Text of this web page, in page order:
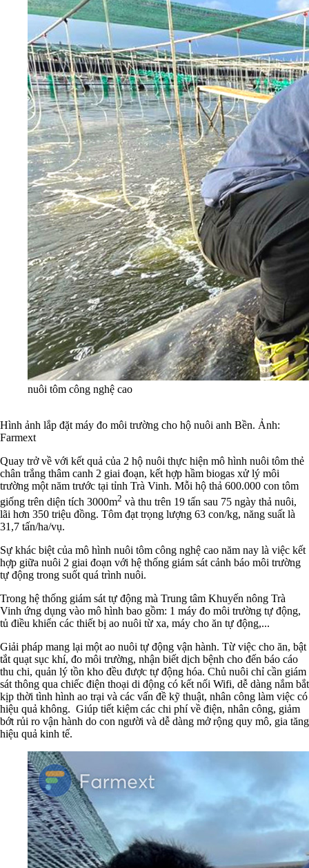
nuôi tôm công nghệ cao
Hình ảnh lắp đặt máy đo môi trường cho hộ nuôi anh Bền. Ảnh:
Farmext
Quay trở về với kết quả của 2 hộ nuôi thực hiện mô hình nuôi tôm thẻ
chân trắng thâm canh 2 giai đoạn, kết hợp hầm biogas xử lý môi
trường một năm trước tại tỉnh Trà Vinh. Mỗi hộ thả 600.000 con tôm
giống trên diện tích 3000m2 và thu trên 19 tấn sau 75 ngày thả nuôi,
lãi hơn 350 triệu đồng. Tôm đạt trọng lượng 63 con/kg, năng suất là
31,7 tấn/ha/vụ.
Sự khác biệt của mô hình nuôi tôm công nghệ cao năm nay là việc kết
hợp giữa nuôi 2 giai đoạn với hệ thống giám sát cảnh báo môi trường
tự động trong suốt quá trình nuôi.
Trong hệ thống giám sát tự động mà Trung tâm Khuyến nông Trà
Vinh ứng dụng vào mô hình bao gồm: 1 máy đo môi trường tự động,
tủ điều khiển các thiết bị ao nuôi từ xa, máy cho ăn tự động,...
Giải pháp mang lại một ao nuôi tự động vận hành. Từ việc cho ăn, bật
tắt quạt sục khí, đo môi trường, nhận biết dịch bệnh cho đến báo cáo
thu chi, quản lý tồn kho đều được tự động hóa. Chủ nuôi chỉ cần giám
sát thông qua chiếc điện thoại di động có kết nối Wifi, dễ dàng nắm bắt
kịp thời tình hình ao trại và các vấn đề kỹ thuật, nhân công làm việc có
hiệu quả không. Giúp tiết kiệm các chi phí về điện, nhân công, giảm
bớt rủi ro vận hành do con người và dễ dàng mở rộng quy mô, gia tăng
hiệu quả kinh tế.